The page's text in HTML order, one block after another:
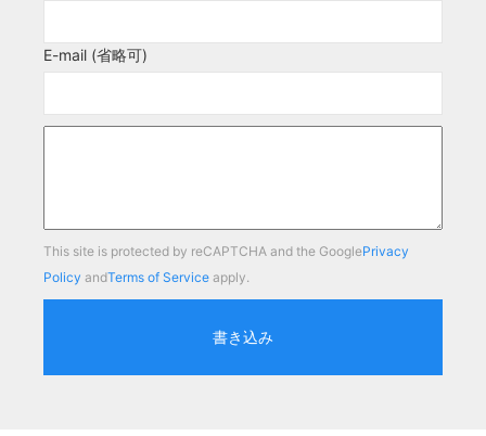
E-mail (省略可)
This site is protected by reCAPTCHA and the GooglePrivacy
Policy andTerms of Service apply.
書き込み